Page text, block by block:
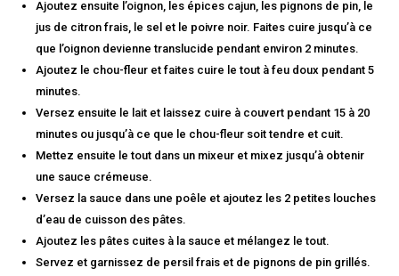
Ajoutez ensuite l’oignon, les épices cajun, les pignons de pin, le
jus de citron frais, le sel et le poivre noir. Faites cuire jusqu’à ce
que l’oignon devienne translucide pendant environ 2 minutes.
Ajoutez le chou-fleur et faites cuire le tout à feu doux pendant 5
minutes.
Versez ensuite le lait et laissez cuire à couvert pendant 15 à 20
minutes ou jusqu’à ce que le chou-fleur soit tendre et cuit.
Mettez ensuite le tout dans un mixeur et mixez jusqu’à obtenir
une sauce crémeuse.
Versez la sauce dans une poêle et ajoutez les 2 petites louches
d’eau de cuisson des pâtes.
Ajoutez les pâtes cuites à la sauce et mélangez le tout.
Servez et garnissez de persil frais et de pignons de pin grillés.